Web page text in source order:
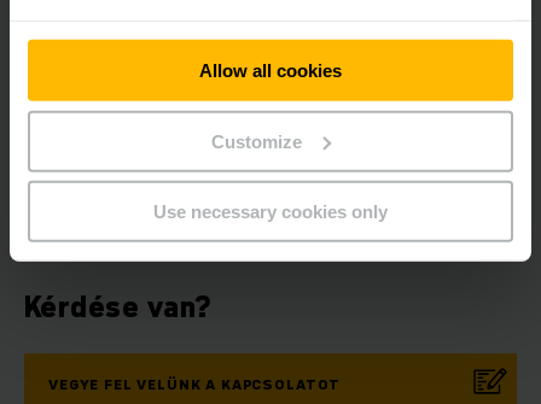
Allow all cookies
Customize
Use necessary cookies only
Business Network
REGISZTRÁCIÓ
Közösségi média
Kérdése van?
VEGYE FEL VELÜNK A KAPCSOLATOT